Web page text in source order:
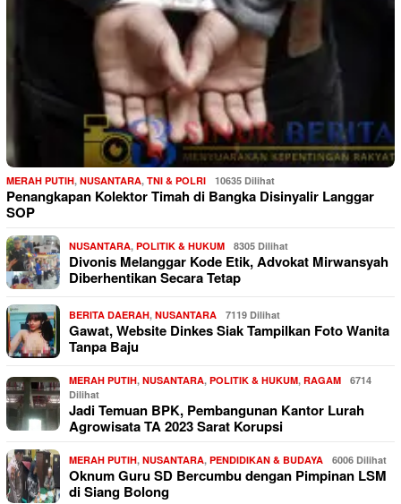
MERAH PUTIH, NUSANTARA, TNI & POLRI 10635 Dilihat
Penangkapan Kolektor Timah di Bangka Disinyalir Langgar
SOP
NUSANTARA, POLITIK & HUKUM 8305 Dilihat
Divonis Melanggar Kode Etik, Advokat Mirwansyah
Diberhentikan Secara Tetap
BERITA DAERAH, NUSANTARA 7119 Dilihat
Gawat, Website Dinkes Siak Tampilkan Foto Wanita
Tanpa Baju
MERAH PUTIH, NUSANTARA, POLITIK & HUKUM, RAGAM
6714
Dilihat
Jadi Temuan BPK, Pembangunan Kantor Lurah
Agrowisata TA 2023 Sarat Korupsi
MERAH PUTIH, NUSANTARA, PENDIDIKAN & BUDAYA 6006 Dilihat
Oknum Guru SD Bercumbu dengan Pimpinan LSM
di Siang Bolong